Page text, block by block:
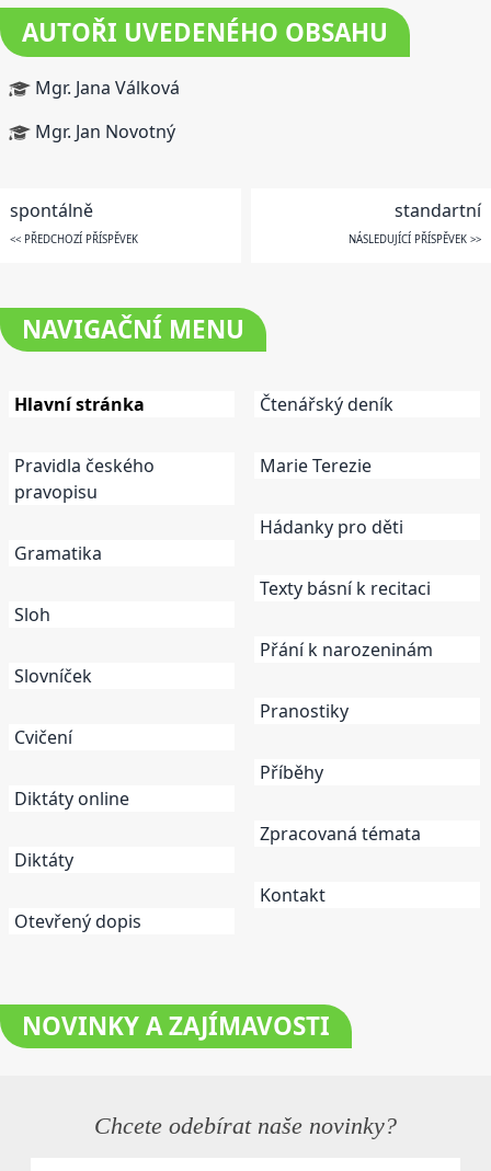
AUTOŘI UVEDENÉHO OBSAHU
Mgr. Jana Válková
Mgr. Jan Novotný
spontálně
<< PŘEDCHOZÍ PŘÍSPĚVEK
standartní
NÁSLEDUJÍCÍ PŘÍSPĚVEK >>
NAVIGAČNÍ MENU
Hlavní stránka
Pravidla českého
pravopisu
Gramatika
Sloh
Slovníček
Cvičení
Diktáty online
Diktáty
Otevřený dopis
Čtenářský deník
Marie Terezie
Hádanky pro děti
Texty básní k recitaci
Přání k narozeninám
Pranostiky
Příběhy
Zpracovaná témata
Kontakt
NOVINKYA ZAJÍMAVOSTI
Chcete odebírat naše novinky?